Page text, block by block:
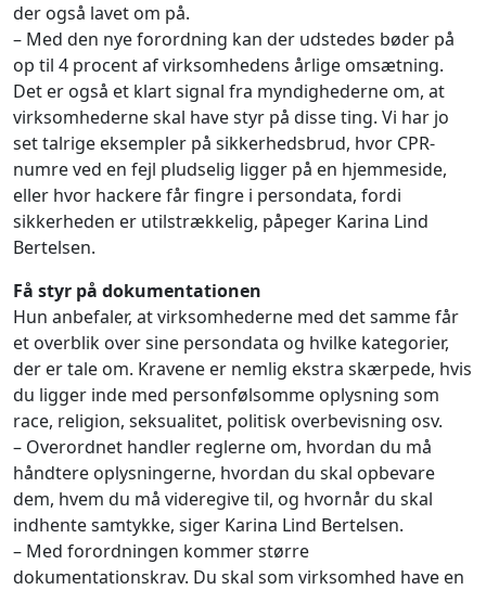
der også lavet om på.
– Med den nye forordning kan der udstedes bøder på
op til 4 procent af virksomhedens årlige omsætning.
Det er også et klart signal fra myndighederne om, at
virksomhederne skal have styr på disse ting. Vi har jo
set talrige eksempler på sikkerhedsbrud, hvor CPR-
numre ved en fejl pludselig ligger på en hjemmeside,
eller hvor hackere får fingre i persondata, fordi
sikkerheden er utilstrækkelig, påpeger Karina Lind
Bertelsen.
Få styr på dokumentationen
Hun anbefaler, at virksomhederne med det samme får
et overblik over sine persondata og hvilke kategorier,
der er tale om. Kravene er nemlig ekstra skærpede, hvis
du ligger inde med personfølsomme oplysning som
race, religion, seksualitet, politisk overbevisning osv.
– Overordnet handler reglerne om, hvordan du må
håndtere oplysningerne, hvordan du skal opbevare
dem, hvem du må videregive til, og hvornår du skal
indhente samtykke, siger Karina Lind Bertelsen.
– Med forordningen kommer større
dokumentationskrav. Du skal som virksomhed have en